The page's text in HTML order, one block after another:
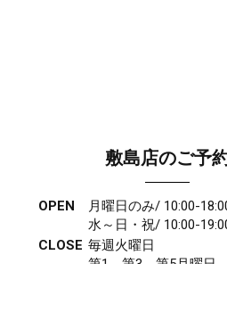
敷島店のご予
OPEN
月曜日のみ/ 10:00-
水～日・祝/ 10:00-
CLOSE 毎週火曜日
第1、第3、第5月曜日